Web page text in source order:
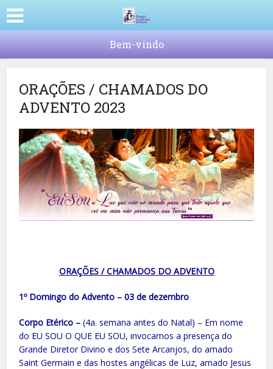
Bem-vindo
ORAÇÕES / CHAMADOS DO
ADVENTO 2023
ORAÇÕES / CHAMADOS DO ADVENTO
1º Domingo do Advento – 03 de dezembro
Corpo Etérico –(4a. semana antes do Natal) – Em nome
do EU SOU O QUE EU SOU, invocamos a presença do
Grande Diretor Divino e dos Sete Arcanjos, do amado
Saint Germain e das hostes angélicas de Luz, amado Jesus